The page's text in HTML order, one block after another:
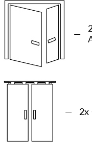
—
—
Отправляя форму